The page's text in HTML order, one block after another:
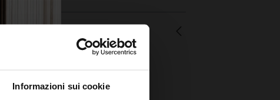
Informazioni sui cookie